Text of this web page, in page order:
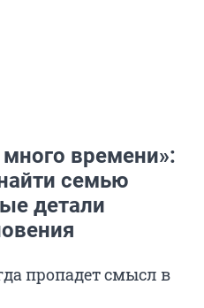
времени»:
семью
детали
пропадет смысл в